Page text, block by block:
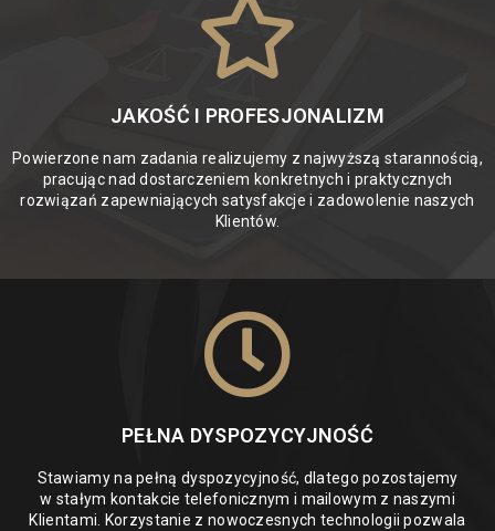
JAKOŚĆ I PROFESJONALIZM
Powierzone nam zadania realizujemy z najwyższą starannością,
pracując nad dostarczeniem konkretnych i praktycznych
rozwiązań zapewniających satysfakcje i zadowolenie naszych
Klientów.
PEŁNA DYSPOZYCYJNOŚĆ
Stawiamy na pełną dyspozycyjność, dlatego pozostajemy
w stałym kontakcie telefonicznym i mailowym z naszymi
Klientami. Korzystanie z nowoczesnych technologii pozwala